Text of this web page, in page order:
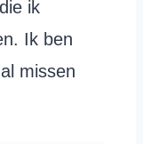
ik
Ik ben
missen